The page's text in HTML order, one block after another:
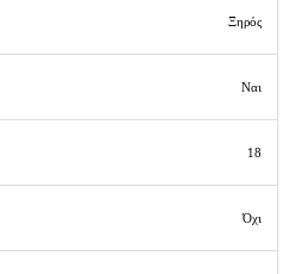
Ξηρός
Ναι
18
Όχι